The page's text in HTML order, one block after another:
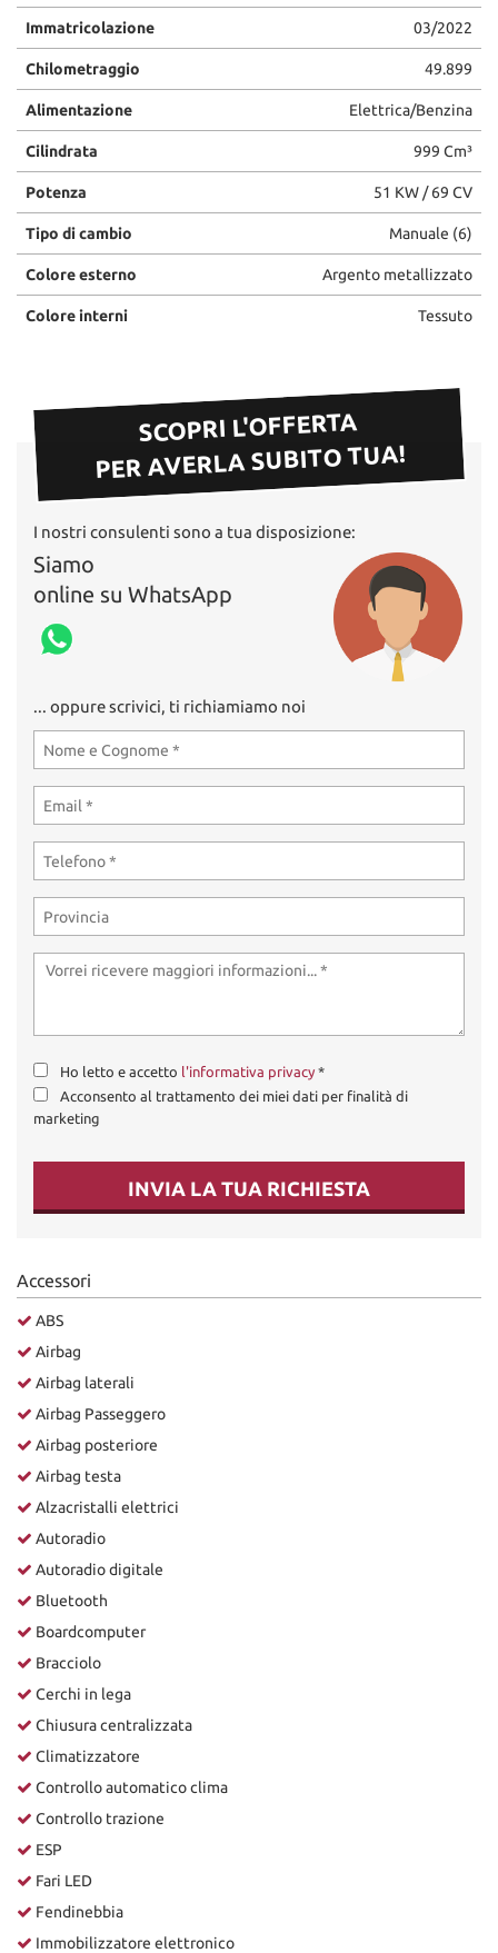
Immatricolazione 03/2022
Chilometraggio 49.899
Alimentazione Elettrica/Benzina
Cilindrata 999 Cm³
Potenza 51 KW / 69 CV
Tipo di cambio Manuale (6)
Colore esterno Argento metallizzato
Colore interni Tessuto
SCOPRI L'OFFERTA
PER AVERLA SUBITO TUA!
I nostri consulenti sono a tua disposizione:
Siamo
online su WhatsApp
... oppure scrivici, ti richiamiamo noi
Ho letto e accetto l'informativa privacy *
Acconsento al trattamento dei miei dati per finalità di
marketing
INVIA LA TUA RICHIESTA
Accessori
ABS
Airbag
Airbag laterali
Airbag Passeggero
Airbag posteriore
Airbag testa
Alzacristalli elettrici
Autoradio
Autoradio digitale
Bluetooth
Boardcomputer
Bracciolo
Cerchi in lega
Chiusura centralizzata
Climatizzatore
Controllo automatico clima
Controllo trazione
ESP
Fari LED
Fendinebbia
Immobilizzatore elettronico